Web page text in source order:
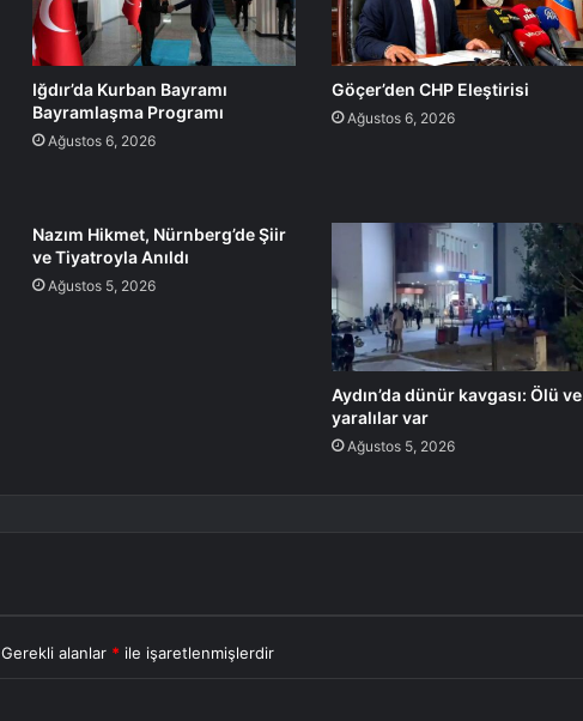
Iğdır’da Kurban Bayramı
Bayramlaşma Programı
Ağustos 6, 2026
Göçer’den CHP Eleştirisi
Ağustos 6, 2026
Nazım Hikmet, Nürnberg’de Şiir
ve Tiyatroyla Anıldı
Ağustos 5, 2026
Aydın’da dünür kavgası: Ölü ve
yaralılar var
Ağustos 5, 2026
Gerekli alanlar * ile işaretlenmişlerdir